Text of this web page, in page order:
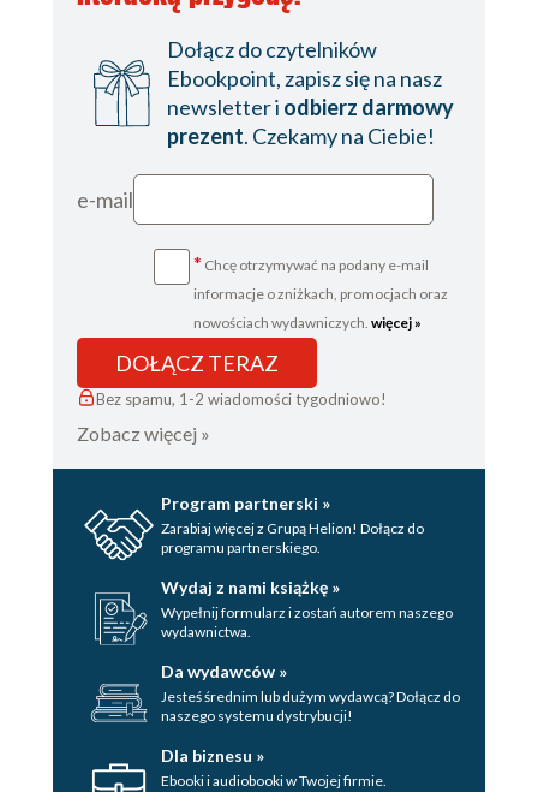
Dołącz do czytelników
Ebookpoint, zapisz się na nasz
newsletter i odbierz darmowy
prezent. Czekamy na Ciebie!
e-mail
* Chcę otrzymywać na podany e-mail
informacje o zniżkach, promocjach oraz
nowościach wydawniczych. więcej »
DOŁĄCZ TERAZ
Bez spamu, 1-2 wiadomości tygodniowo!
Zobacz więcej »
Program partnerski »
Zarabiaj więcej z Grupą Helion! Dołącz do
programu partnerskiego.
Wydaj z nami książkę »
Wypełnij formularz i zostań autorem naszego
wydawnictwa.
Da wydawców »
Jesteś średnim lub dużym wydawcą? Dołącz do
naszego systemu dystrybucji!
Dla biznesu »
Ebooki i audiobooki w Twojej firmie.